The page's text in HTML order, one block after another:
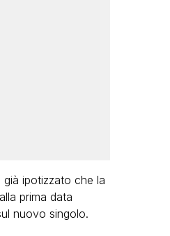
ipotizzato che la
prima data
nuovo singolo.